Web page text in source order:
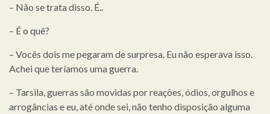
– Não se trata disso. É..
– É o quê?
– Vocês dois me pegaram de surpresa. Eu não esperava isso.
Achei que teríamos uma guerra.
– Tarsila, guerras são movidas por reações, ódios, orgulhos e
arrogâncias e eu, até onde sei, não tenho disposição alguma